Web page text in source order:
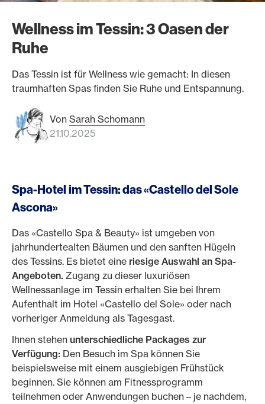
Wellness im Tessin: 3 Oasen der
Ruhe
Das Tessin ist für Wellness wie gemacht: In diesen
traumhaften Spas finden Sie Ruhe und Entspannung.
Von Sarah Schomann
21.10.2025
Spa-Hotel im Tessin: das «Castello del Sole
Ascona»
Das «Castello Spa & Beauty» ist umgeben von
jahrhundertealten Bäumen und den sanften Hügeln
des Tessins. Es bietet eine riesige Auswahl an Spa-
Angeboten. Zugang zu dieser luxuriösen
Wellnessanlage im Tessin erhalten Sie bei Ihrem
Aufenthalt im Hotel «Castello del Sole» oder nach
vorheriger Anmeldung als Tagesgast.
Ihnen stehen unterschiedliche Packages zur
Verfügung: Den Besuch im Spa können Sie
beispielsweise mit einem ausgiebigen Frühstück
beginnen. Sie können am Fitnessprogramm
teilnehmen oder Anwendungen buchen – je nachdem,